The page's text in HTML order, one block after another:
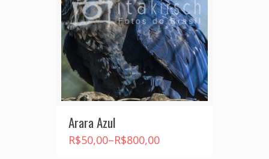
Arara Azul
R$50,00–R$800,00